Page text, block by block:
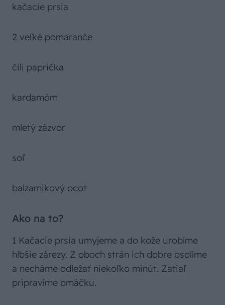
kačacie prsia
2 veľké pomaranče
čili paprička
kardamóm
mletý zázvor
soľ
balzamikový ocot
Ako na to?
1 Kačacie prsia umyjeme a do kože urobíme
hlbšie zárezy. Z oboch strán ich dobre osolíme
a necháme odležať niekoľko minút. Zatiaľ
pripravíme omáčku.